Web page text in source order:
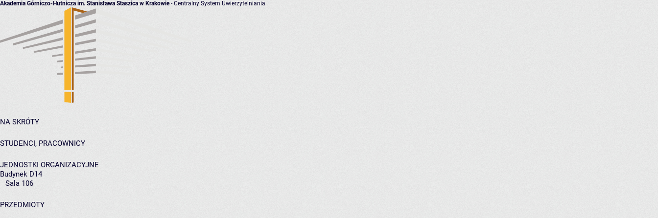
Akademia Górniczo-Hutnicza im. Stanisława Staszica w Krakowie- Centralny System Uwierzytelniania
NA SKRÓTY
STUDENCI, PRACOWNICY
JEDNOSTKI ORGANIZACYJNE
Budynek D14
Sala 106
PRZEDMIOTY